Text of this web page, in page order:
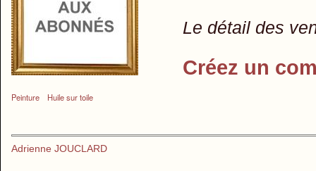
Peinture Huile sur toile
Le détail des
Créez un
Adrienne JOUCLARD